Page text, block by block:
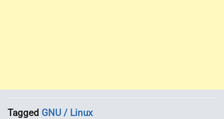
Tagged GNU / Linux